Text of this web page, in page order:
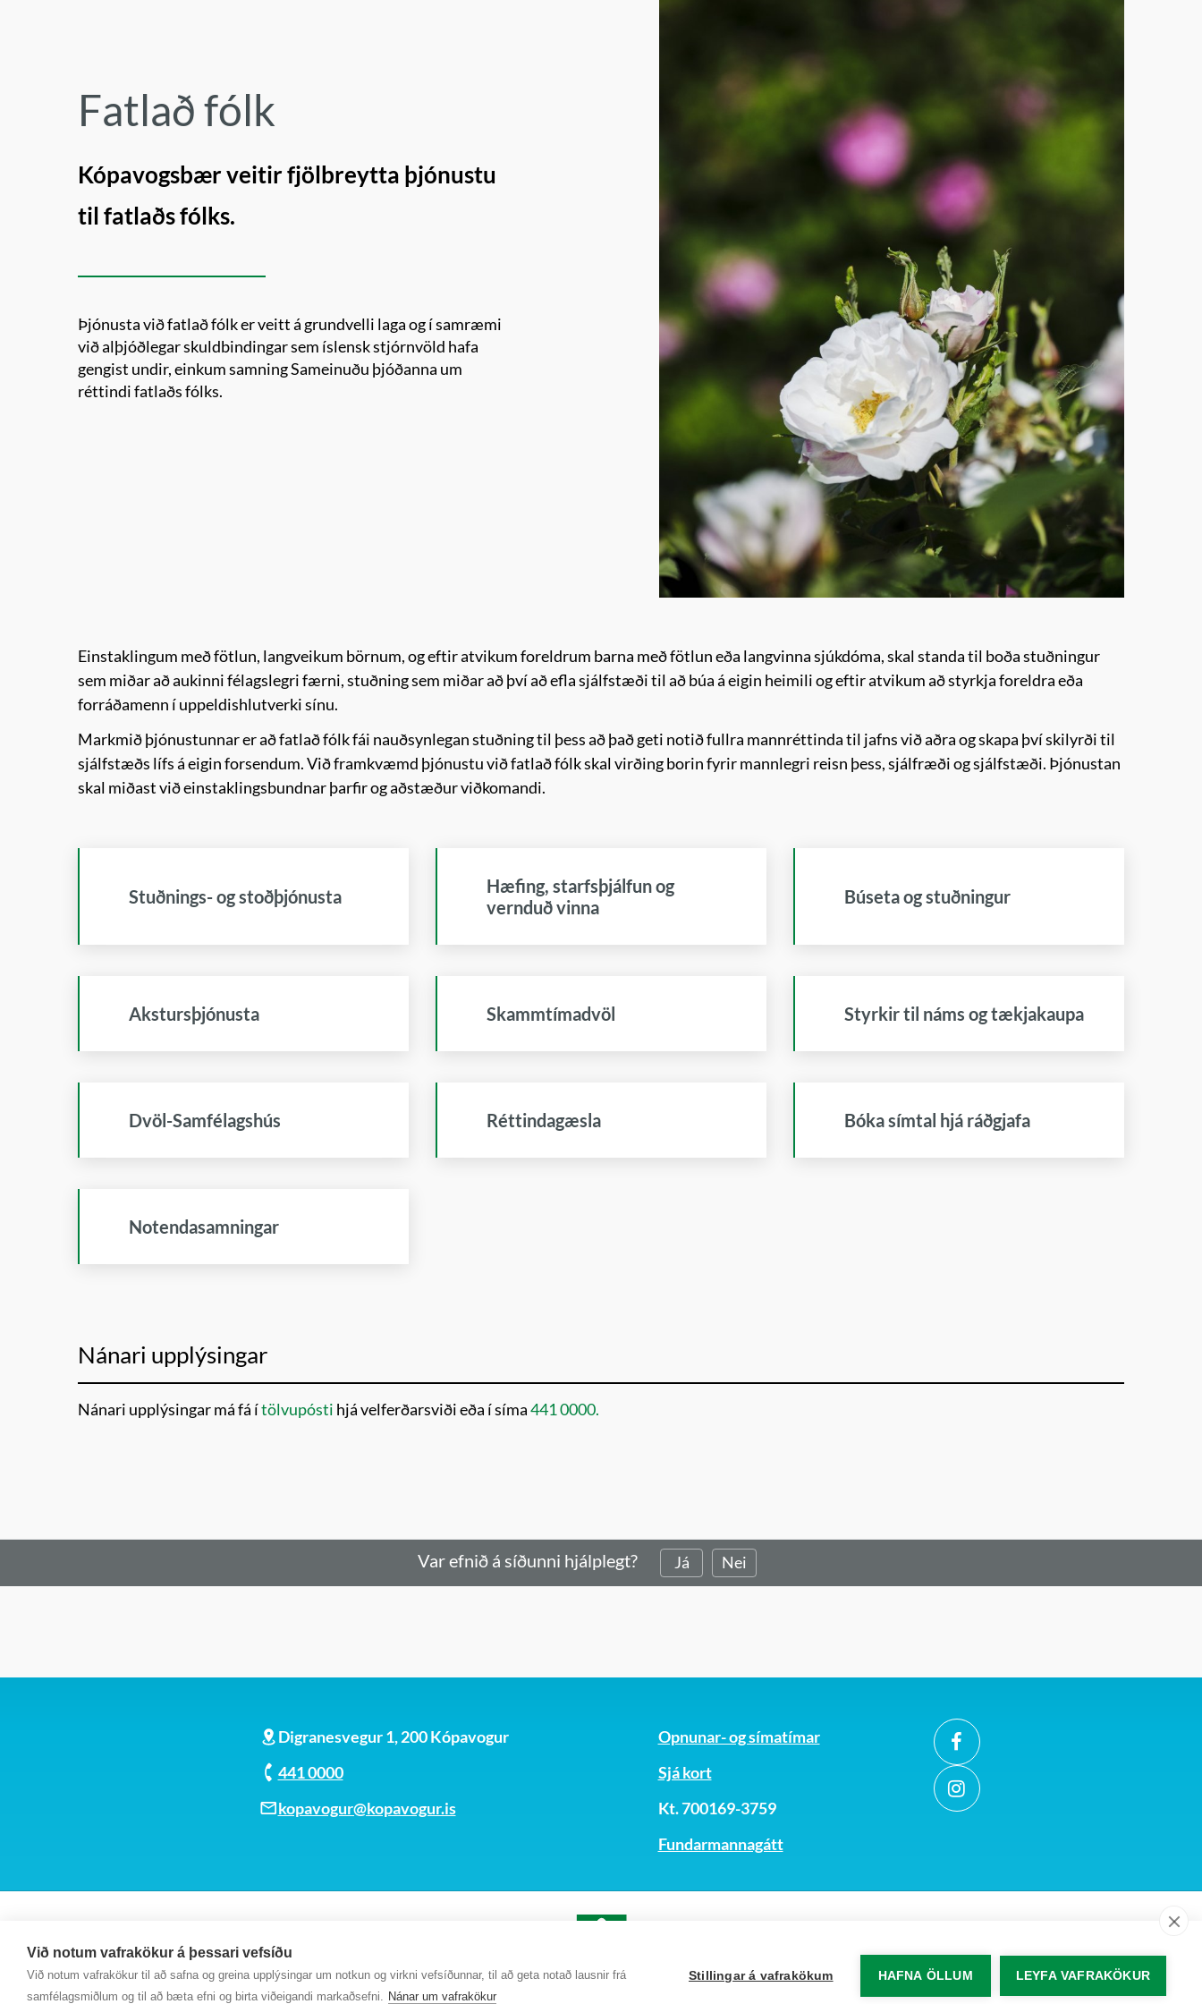
Við notum vafrakökur á þessari vefsíðu
Við notum vafrakökur til að safna og greina upplýsingar um notkun og virkni vefsíðunnar, til að geta notað lausnir frá
samfélagsmiðlum og til að bæta efni og birta viðeigandi markaðsefni. Nánar um vafrakökur
Stillingar á vafrakökum HAFNA ÖLLUM LEYFA VAFRAKÖKUR
Fatlað fólk
Kópavogsbær veitir fjölbreytta þjónustu
til fatlaðs fólks.
Þjónusta við fatlað fólk er veitt á grundvelli laga og í samræmi
við alþjóðlegar skuldbindingar sem íslensk stjórnvöld hafa
gengist undir, einkum samning Sameinuðu þjóðanna um
réttindi fatlaðs fólks.
Einstaklingum með fötlun, langveikum börnum, og eftir atvikum foreldrum barna með fötlun eða langvinna sjúkdóma, skal standa til boða stuðningur
sem miðar að aukinni félagslegri færni, stuðning sem miðar að því að efla sjálfstæði til að búa á eigin heimili og eftir atvikum að styrkja foreldra eða
forráðamenn í uppeldishlutverki sínu.
Markmið þjónustunnar er að fatlað fólk fái nauðsynlegan stuðning til þess að það geti notið fullra mannréttinda til jafns við aðra og skapa því skilyrði til
sjálfstæðs lífs á eigin forsendum. Við framkvæmd þjónustu við fatlað fólk skal virðing borin fyrir mannlegri reisn þess, sjálfræði og sjálfstæði. Þjónustan
skal miðast við einstaklingsbundnar þarfir og aðstæður viðkomandi.
Stuðnings- og stoðþjónusta
Hæfing, starfsþjálfun og
vernduð vinna
Búseta og stuðningur
Akstursþjónusta Skammtímadvöl Styrkir til náms og tækjakaupa
Dvöl-Samfélagshús Réttindagæsla Bóka símtal hjá ráðgjafa
Notendasamningar
Nánari upplýsingar
Nánari upplýsingar má fá ítölvupósti hjá velferðarsviði eða í síma441 0000.
Var efnið á síðunni hjálplegt? Já Nei
Digranesvegur 1, 200 Kópavogur
441 0000
kopavogur@kopavogur.is
Opnunar- og símatímar
Sjá kort
Kt. 700169-3759
Fundarmannagátt